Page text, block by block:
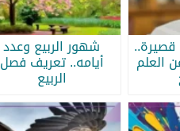
العلم
شهور الربيع وعدد
أيامه.. تعريف فصل
الربيع